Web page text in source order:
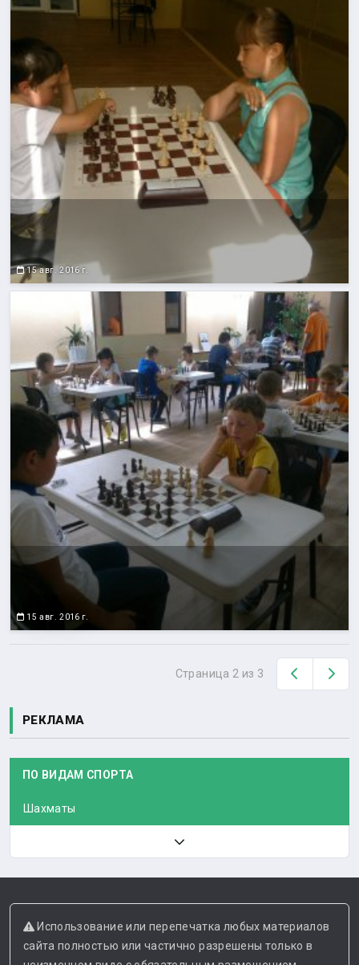
15 авг. 2016 г.
15 авг. 2016 г.
Страница 2 из 3 Назад
РЕКЛАМА
ПО ВИДАМ СПОРТА
Шахматы
Использование или перепечатка любых материалов
сайта полностью или частично разрешены только в